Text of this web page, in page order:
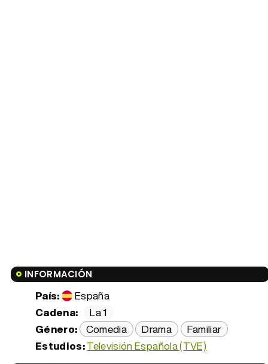
INFORMACIÓN
País:
España
Cadena:
La 1
Género: Comedia Drama
Familiar
Estudios:Televisión Española (TVE)